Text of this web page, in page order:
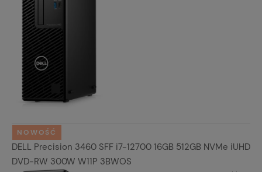
DELL Precision 3460 SFF i7-12700 16GB 512GB NVMe iUHD
DVD-RW 300W W11P 3BWOS
NOWOŚĆ